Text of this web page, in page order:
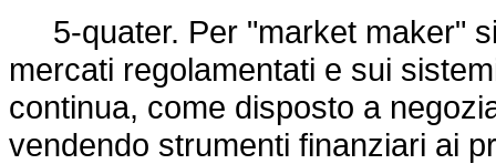
5-quater. Per "market maker"
mercati regolamentati e sui
continua, come disposto a
vendendo strumenti finanziari ai